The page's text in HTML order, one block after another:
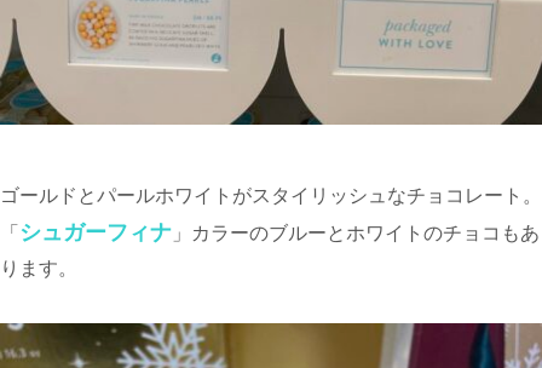
ゴールドとパールホワイトがスタイリッシュなチョコレート。
「 シュガーフィナ 」カラーのブルーとホワイトのチョコもあ
ります。